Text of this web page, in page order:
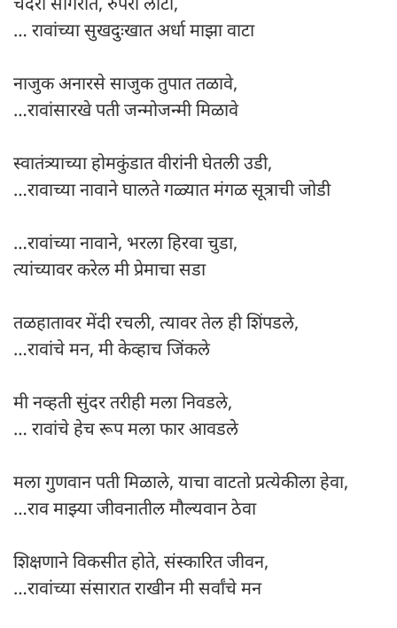
… रावांच्या सुखदुःखात अर्धा माझा वाटा
नाजुक अनारसे साजुक तुपात तळावे,
…रावांसारखे पती जन्मोजन्मी मिळावे
स्वातंत्र्याच्या होमकुंडात वीरांनी घेतली उडी,
…रावाच्या नावाने घालते गळ्यात मंगळ सूत्राची जोडी
…रावांच्या नावाने, भरला हिरवा चुडा,
त्यांच्यावर करेल मी प्रेमाचा सडा
तळहातावर मेंदी रचली, त्यावर तेल ही शिंपडले,
…रावांचे मन, मी केव्हाच जिंकले
मी नव्हती सुंदर तरीही मला निवडले,
… रावांचे हेच रूप मला फार आवडले
मला गुणवान पती मिळाले, याचा वाटतो प्रत्येकीला हेवा,
…राव माझ्या जीवनातील मौल्यवान ठेवा
शिक्षणाने विकसीत होते, संस्कारित जीवन,
…रावांच्या संसारात राखीन मी सर्वांचे मन